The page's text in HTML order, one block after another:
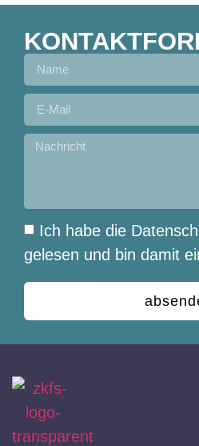
Ich habe die
gelesen und bin damit